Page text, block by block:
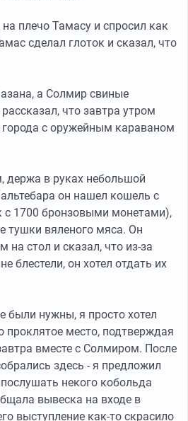
плечо Тамасу и спросил как
сделал глоток и сказал, что
а Солмир свиные
что завтра утром
города с оружейным караваном
держа в руках небольшой
он нашел кошель с
с 1700 бронзовыми монетами),
тушки вяленого мяса. Он
на стол и сказал, что из-за
блестели, он хотел отдать их
были нужны, я просто хотел
проклятое место, подтверждая
вместе с Солмиром. После
здесь - я предложил
некого кобольда
вывеска на входе в
выступление как-то скрасило